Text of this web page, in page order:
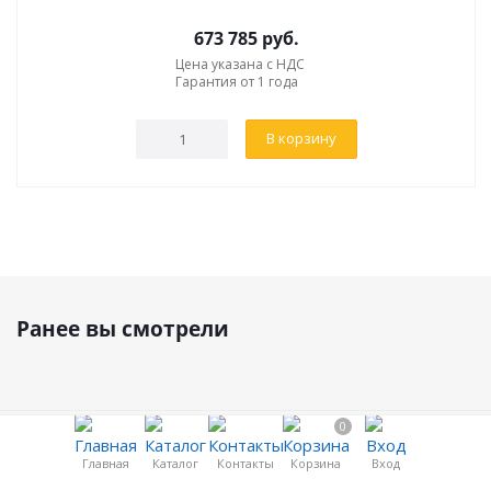
673 785 руб.
Цена указана с НДС
Гарантия от 1 года
В корзину
Ранее вы смотрели
Компания
Главная Каталог Контакты
0
Корзина Вход